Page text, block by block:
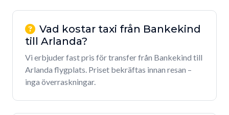
Vad kostar taxi från Bankekind
till Arlanda?
Vi erbjuder fast pris för transfer från Bankekind till
Arlanda flygplats. Priset bekräftas innan resan –
inga överraskningar.